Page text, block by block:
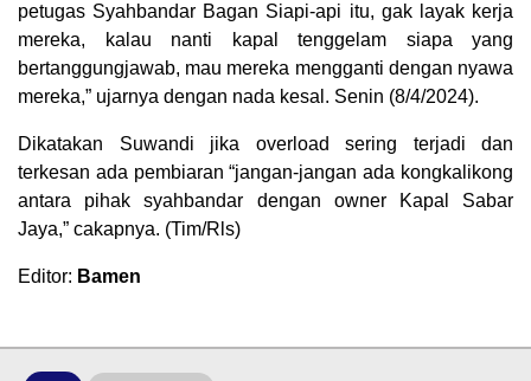
petugas Syahbandar Bagan Siapi-api itu, gak layak kerja
mereka, kalau nanti kapal tenggelam siapa yang
bertanggungjawab, mau mereka mengganti dengan nyawa
mereka,” ujarnya dengan nada kesal. Senin (8/4/2024).
Dikatakan Suwandi jika overload sering terjadi dan
terkesan ada pembiaran “jangan-jangan ada kongkalikong
antara pihak syahbandar dengan owner Kapal Sabar
Jaya,” cakapnya. (Tim/Rls)
Editor: Bamen